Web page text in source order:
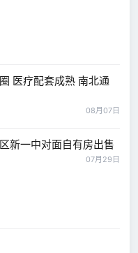
医疗配套成熟 南北通
08月07日
新一中对面自有房出售
07月29日